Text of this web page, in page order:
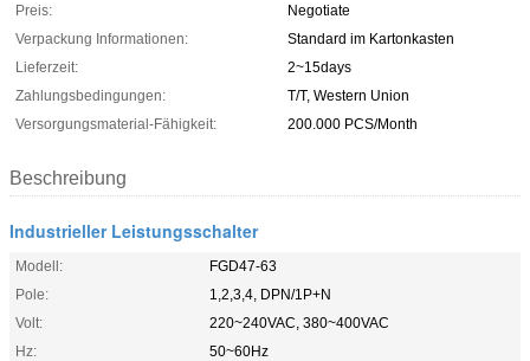
Preis:
Negotiate
Verpackung Informationen:
Standard im Kartonkasten
Lieferzeit:
2~15days
Zahlungsbedingungen:
T/T, Western Union
Versorgungsmaterial-Fähigkeit:
200.000 PCS/Month
Beschreibung
Industrieller Leistungsschalter
Modell:
FGD47-63
Pole:
1,2,3,4, DPN/1P+N
Volt:
220~240VAC, 380~400VAC
Hz:
50~60Hz